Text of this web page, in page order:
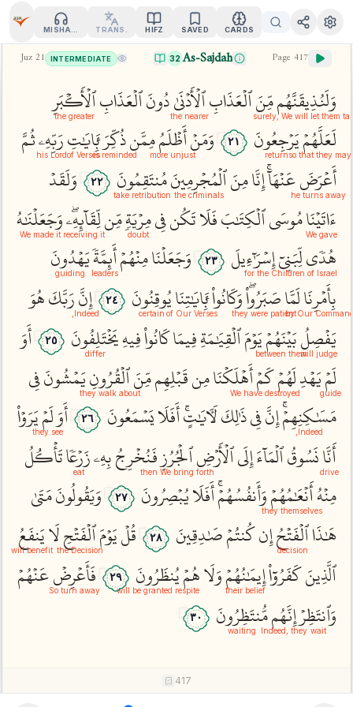
MISHARY TRANS. HIFZ SAVED CARDS
Juz21 INTERMEDIATE 32 As-Sajdah Page 417
وَلَنُذِيقَنَّهُم
surely, We will let them
مِّنَٱلۡعَذَابِٱلۡأَدۡنَىٰ
the nearerدُونَٱلۡعَذَابِٱلۡأَكۡبَرِ
the greater
لَعَلَّهُمۡ
so that they mayيَرۡجِعُونَ
return
٢١ وَمَنۡأَظۡلَمُ
more unjustمِمَّنذُكِّرَ
is remindedبِ‍َٔايَٰتِ
of Verses رَبِّهِۦ
his Lord ثُمَّ
أَعۡرَضَ
he turns awayعَنۡهَآۚإِنَّامِنَٱلۡمُجۡرِمِينَ
the criminals مُنتَقِمُونَ
take retribution
٢٢
وَلَقَدۡ
ءَاتَيۡنَا
We gave مُوسَىٱلۡكِتَٰبَفَلَاتَكُنفِيمِرۡيَةٖ
doubt مِّنلِّقَآئِهِۦۖ
receiving itوَجَعَلۡنَٰهُ
We made it
هُدٗىلِّبَنِيٓ
for the Children of Israel
إِسۡرَٰٓءِيلَ ٢٣ وَجَعَلۡنَامِنۡهُمۡأَئِمَّةٗ
leaders يَهۡدُونَ
guiding
بِأَمۡرِنَاby Our
لَمَّاصَبَرُواْۖ
they were patientوَكَانُواْبِ‍َٔايَٰتِنَا
of Our Versesيُوقِنُونَ
certain
٢٤ إِنَّ
Indeed,رَبَّكَهُوَ
يَفۡصِلُ
will judge بَيۡنَهُمۡ
between themيَوۡمَٱلۡقِيَٰمَةِفِيمَاكَانُواْفِيهِيَخۡتَلِفُونَ
differ
٢٥
أَوَ
لَمۡ
guideيَهۡدِلَهُمۡكَمۡ
We have destroyed
أَهۡلَكۡنَامِنقَبۡلِهِممِّنَٱلۡقُرُونِ
they walk aboutيَمۡشُونَفِي
مَسَٰكِنِهِمۡۚ
Indeed, إِنَّفِيذَٰلِكَلَأٓيَٰتٍۚأَفَلَايَسۡمَعُونَ ٢٦ أَوَلَمۡ
they seeيَرَوۡاْ
أَنَّا
driveنَسُوقُٱلۡمَآءَإِلَىٱلۡأَرۡضِٱلۡجُرُزِ
then We bring forthفَنُخۡرِجُبِهِۦزَرۡعٗا
eat
تَأۡكُلُ
مِنۡهُأَنۡعَٰمُهُمۡ
they themselvesوَأَنفُسُهُمۡۚأَفَلَايُبۡصِرُونَ ٢٧ وَيَقُولُونَمَتَىٰ
هَٰذَاٱلۡفَتۡحُ
decision إِنكُنتُمۡصَٰدِقِينَ ٢٨ قُلۡيَوۡمَٱلۡفَتۡحِ
the Decisionلَايَنفَعُ
will benefit
ٱلَّذِينَكَفَرُوٓاْإِيمَٰنُهُمۡ
their belief وَلَاهُمۡيُنظَرُونَ
will be granted respite
٢٩ فَأَعۡرِضۡ
So turn awayعَنۡهُمۡ
وَٱنتَظِرۡ
wait إِنَّهُم
Indeed, theyمُّنتَظِرُونَ
waiting
٣٠
417